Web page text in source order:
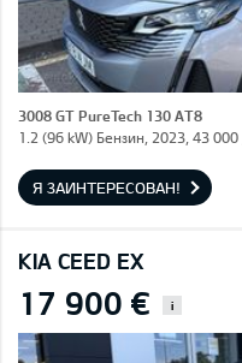
3008 GT PureTech 130 AT8
1.2 (96 kW) Бензин, 2023, 43
Я ЗАИНТЕРЕСОВАН!
KIA CEED EX
17 900 € i